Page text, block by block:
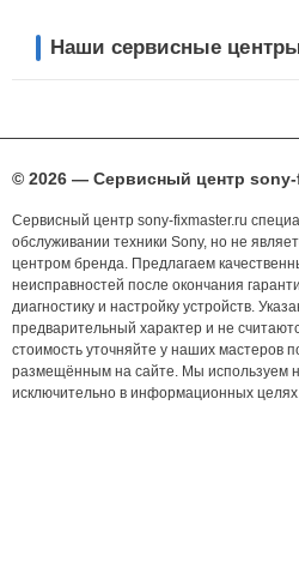
Наши сервисные
© 2026 — Сервисный центр sony-
Сервисный центр sony-fixmaster.ru
обслуживании техники Sony, но не
центром бренда. Предлагаем
неисправностей после окончания
диагностику и настройку устройств.
предварительный характер и не
стоимость уточняйте у наших мастеров
размещённым на сайте. Мы используем
исключительно в информационных